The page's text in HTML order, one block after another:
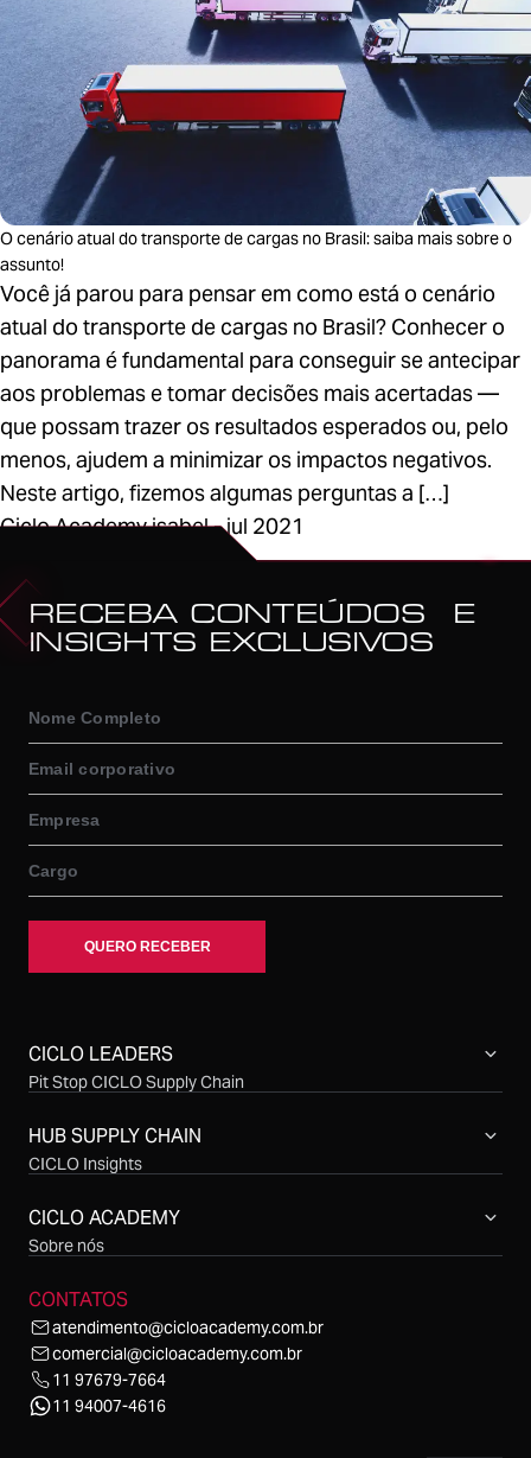
O cenário atual do transporte de cargas no Brasil: saiba mais sobre o
assunto!
Você já parou para pensar em como está o cenário
atual do transporte de cargas no Brasil? Conhecer o
panorama é fundamental para conseguir se antecipar
aos problemas e tomar decisões mais acertadas —
que possam trazer os resultados esperados ou, pelo
menos, ajudem a minimizar os impactos negativos.
Neste artigo, fizemos algumas perguntas a […]
Ciclo Academy isabel - jul 2021
RECEBA CONTEÚDOS E
INSIGHTS EXCLUSIVOS
CICLO LEADERS
Pit Stop CICLO Supply Chain
Simpósio CICLO Supply Chain
HUB SUPPLY CHAIN
CICLO Insights
CICLO Talks
CICLO Cast
CICLO ACADEMY
Sobre nós
CONTATOS
atendimento@cicloacademy.com.br
comercial@cicloacademy.com.br
11 97679-7664
11 94007-4616